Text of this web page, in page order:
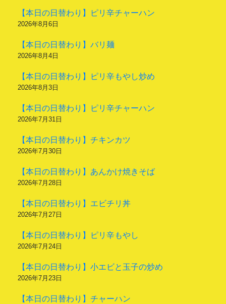
【本日の日替わり】ピリ辛チャーハン
2026年8月6日
【本日の日替わり】バリ麺
2026年8月4日
【本日の日替わり】ピリ辛もやし炒め
2026年8月3日
【本日の日替わり】ピリ辛チャーハン
2026年7月31日
【本日の日替わり】チキンカツ
2026年7月30日
【本日の日替わり】あんかけ焼きそば
2026年7月28日
【本日の日替わり】エビチリ丼
2026年7月27日
【本日の日替わり】ピリ辛もやし
2026年7月24日
【本日の日替わり】小エビと玉子の炒め
2026年7月23日
【本日の日替わり】チャーハン